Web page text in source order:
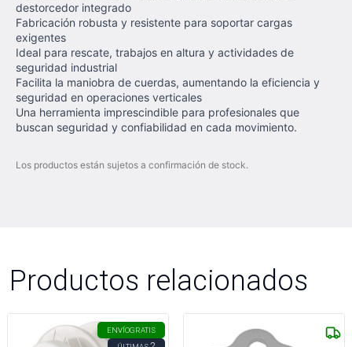
destorcedor integrado
Fabricación robusta y resistente para soportar cargas
exigentes
Ideal para rescate, trabajos en altura y actividades de
seguridad industrial
Facilita la maniobra de cuerdas, aumentando la eficiencia y
seguridad en operaciones verticales
Una herramienta imprescindible para profesionales que
buscan seguridad y confiabilidad en cada movimiento.
Los productos están sujetos a confirmación de stock.
Productos relacionados
ENVÍOGRATIS